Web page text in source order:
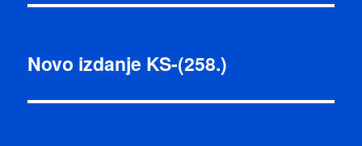
Sljedeća
Novo izdanje KS-(258.)